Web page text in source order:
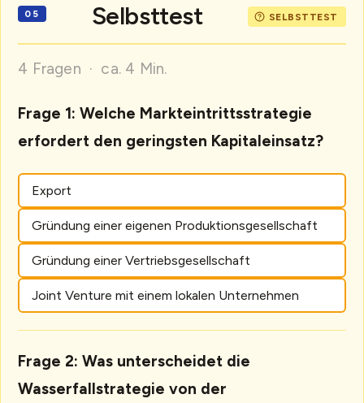
Selbsttest
4 Fragen · ca. 4 Min.
Frage 1: Welche Markteintrittsstrategie
erfordert den geringsten Kapitaleinsatz?
Export
Gründung einer eigenen Produktionsgesellschaft
Gründung einer Vertriebsgesellschaft
Joint Venture mit einem lokalen Unternehmen
Frage 2: Was unterscheidet die
Wasserfallstrategie von der